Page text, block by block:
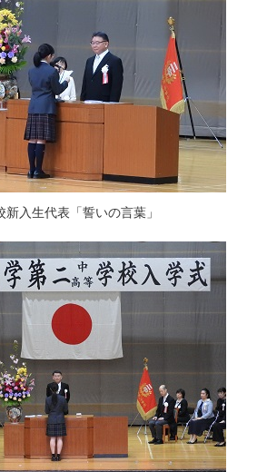
新入生代表「誓いの言葉」